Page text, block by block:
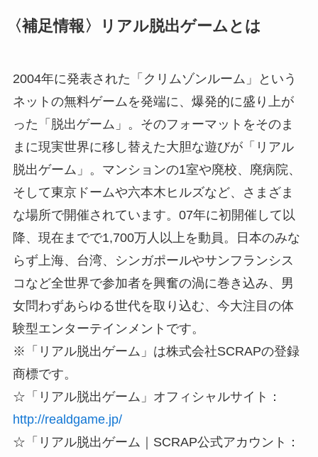
〈補足情報〉リアル脱出ゲームとは
2004年に発表された「クリムゾンルーム」という
ネットの無料ゲームを発端に、爆発的に盛り上が
った「脱出ゲーム」。そのフォーマットをそのま
まに現実世界に移し替えた大胆な遊びが「リアル
脱出ゲーム」。マンションの1室や廃校、廃病院、
そして東京ドームや六本木ヒルズなど、さまざま
な場所で開催されています。07年に初開催して以
降、現在までで1,700万人以上を動員。日本のみな
らず上海、台湾、シンガポールやサンフランシス
コなど全世界で参加者を興奮の渦に巻き込み、男
女問わずあらゆる世代を取り込む、今大注目の体
験型エンターテインメントです。
※「リアル脱出ゲーム」は株式会社SCRAPの登録
商標です。
☆「リアル脱出ゲーム」オフィシャルサイト：
http://realdgame.jp/
☆「リアル脱出ゲーム｜SCRAP公式アカウント：